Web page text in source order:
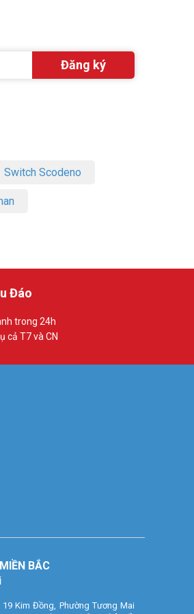
Switch Scodeno
Đáo
trong 24h
cả T7 và CN
BẮC
Kim Đồng, Phường Tương Mai